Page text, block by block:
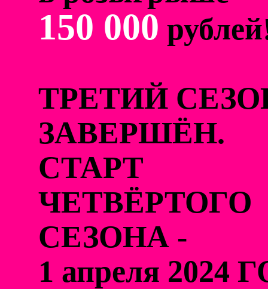
150 000
ТРЕТИЙ
ЗАВЕРШЁН.
СТАРТ
ЧЕТВЁРТОГО
СЕЗОНА -
1 апреля 2024